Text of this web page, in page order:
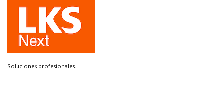
Soluciones profesionales.